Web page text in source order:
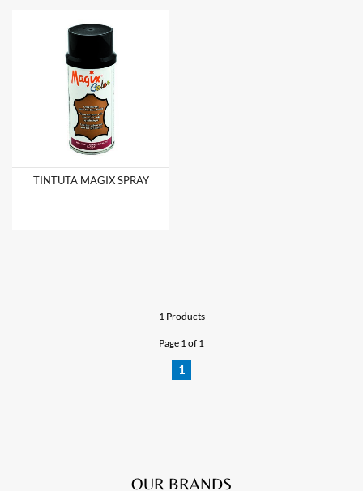
TINTUTA MAGIX SPRAY
1 Products
Page 1 of 1
1
OUR BRANDS